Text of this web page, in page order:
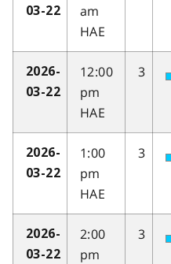
03-22
am
HAE
2026-
03-22
12:00
pm
HAE
3
2026-
03-22
1:00
pm
HAE
3
2026-
03-22
2:00
pm
3